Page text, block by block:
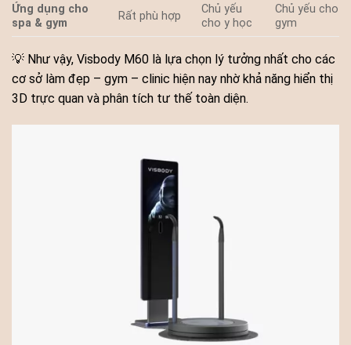
Ứng dụng cho
spa & gym
Rất phù hợp
Chủ yếu
cho y học
Chủ yếu cho
gym
💡 Như vậy, Visbody M60 là lựa chọn lý tưởng nhất cho các
cơ sở làm đẹp – gym – clinic hiện nay nhờ khả năng hiển thị
3D trực quan và phân tích tư thế toàn diện.